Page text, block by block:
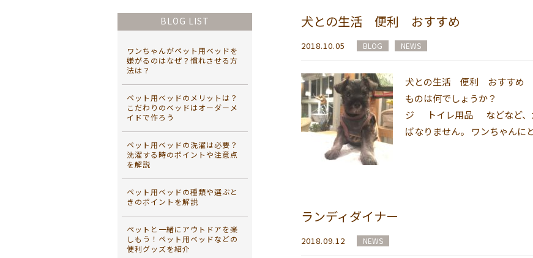
犬との生活 便利 おすすめ
2018.10.05 BLOG NEWS
犬との生活 便利 おすす
ものは何でしょうか
ジ トイレ用品 などなど、
ばなりません。 ワンちゃんに
ランディダイナー
2018.09.12 NEWS
BLOG LIST
ワンちゃんがペット用ベッドを
嫌がるのはなぜ？慣れさせる方
法は？
ペット用ベッドのメリットは？
こだわりのベッドはオーダーメ
イドで作ろう
ペット用ベッドの洗濯は必要？
洗濯する時のポイントや注意点
を解説
ペット用ベッドの種類や選ぶと
きのポイントを解説
ペットと一緒にアウトドアを楽
しもう！ペット用ベッドなどの
便利グッズを紹介